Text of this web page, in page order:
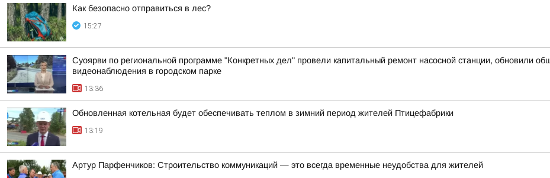
Как безопасно отправиться в лес?
15:27
Суоярви по региональной программе "Конкретных дел" провели капитальный ремонт насосной станции, обновили
видеонаблюдения в городском парке
13:36
Обновленная котельная будет обеспечивать теплом в зимний период жителей Птицефабрики
13:19
Артур Парфенчиков: Строительство коммуникаций — это всегда временные неудобства для жителей